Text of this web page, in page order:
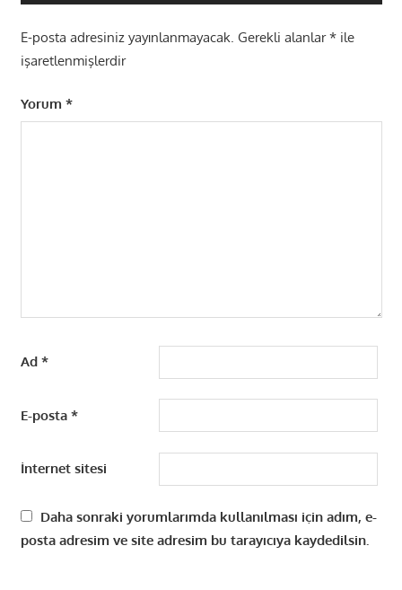
E-posta adresiniz yayınlanmayacak. Gerekli alanlar*ile
işaretlenmişlerdir
Yorum *
Ad *
E-posta *
İnternet sitesi
Daha sonraki yorumlarımda kullanılması için adım, e-
posta adresim ve site adresim bu tarayıcıya kaydedilsin.